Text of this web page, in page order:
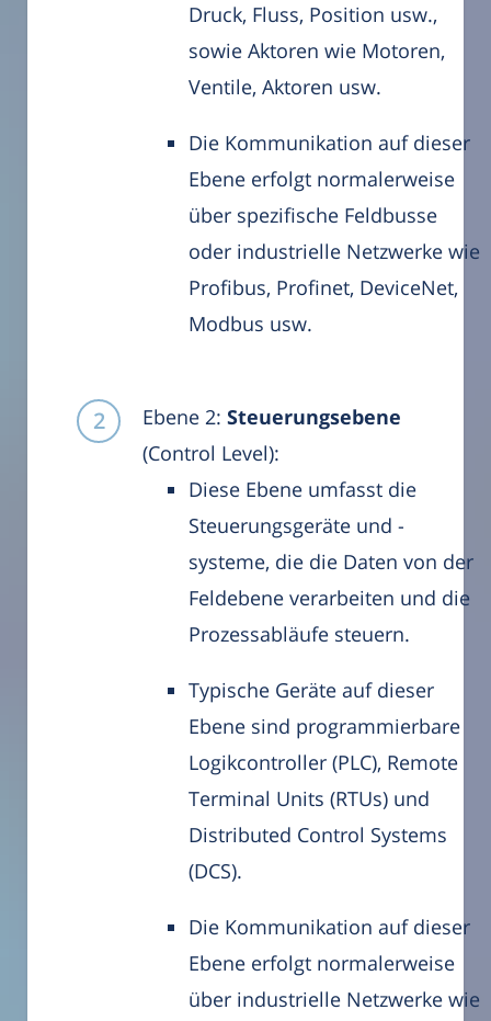
Druck, Fluss, Position usw.,
sowie Aktoren wie Motoren,
Ventile, Aktoren usw.
Die Kommunikation auf dieser
Ebene erfolgt normalerweise
über spezifische Feldbusse
oder industrielle Netzwerke wie
Profibus, Profinet, DeviceNet,
Modbus usw.
Ebene 2: Steuerungsebene
(Control Level):
Diese Ebene umfasst die
Steuerungsgeräte und -
systeme, die die Daten von der
Feldebene verarbeiten und die
Prozessabläufe steuern.
Typische Geräte auf dieser
Ebene sind programmierbare
Logikcontroller (PLC), Remote
Terminal Units (RTUs) und
Distributed Control Systems
(DCS).
Die Kommunikation auf dieser
Ebene erfolgt normalerweise
über industrielle Netzwerke wie